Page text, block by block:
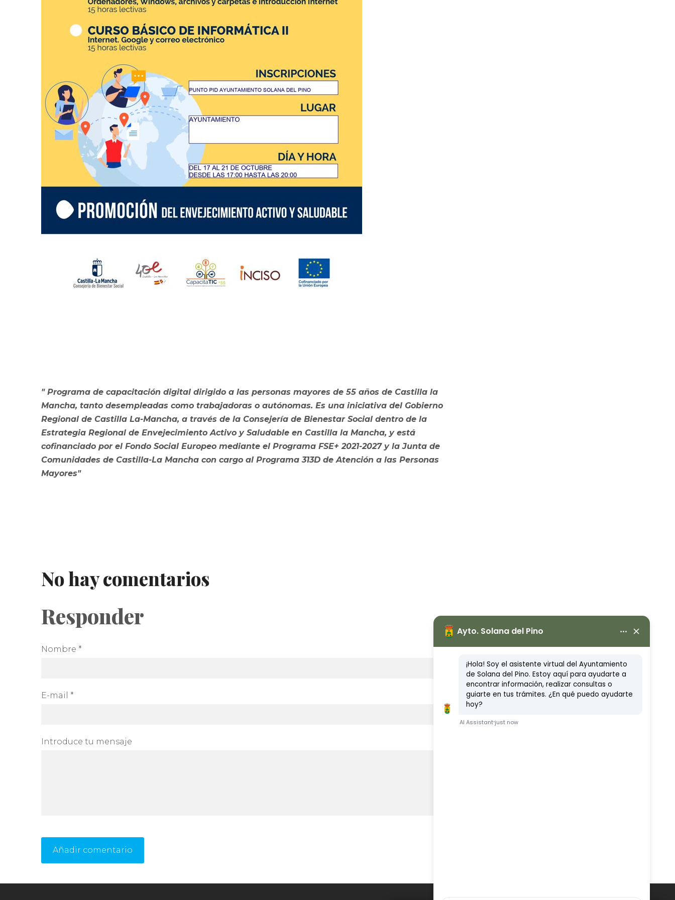
" Programa de capacitación digital dirigido a las personas mayores de 55 años de Castilla la
Mancha, tanto desempleadas como trabajadoras o autónomas. Es una iniciativa del Gobierno
Regional de Castilla La-Mancha, a través de la Consejería de Bienestar Social dentro de la
Estrategia Regional de Envejecimiento Activo y Saludable en Castilla la Mancha, y está
cofinanciado por el Fondo Social Europeo mediante el Programa FSE+ 2021-2027 y la Junta de
Comunidades de Castilla-La Mancha con cargo al Programa 313D de Atención a las Personas
Mayores"
No hay comentarios
Responder
Nombre *
E-mail *
Introduce tu mensaje